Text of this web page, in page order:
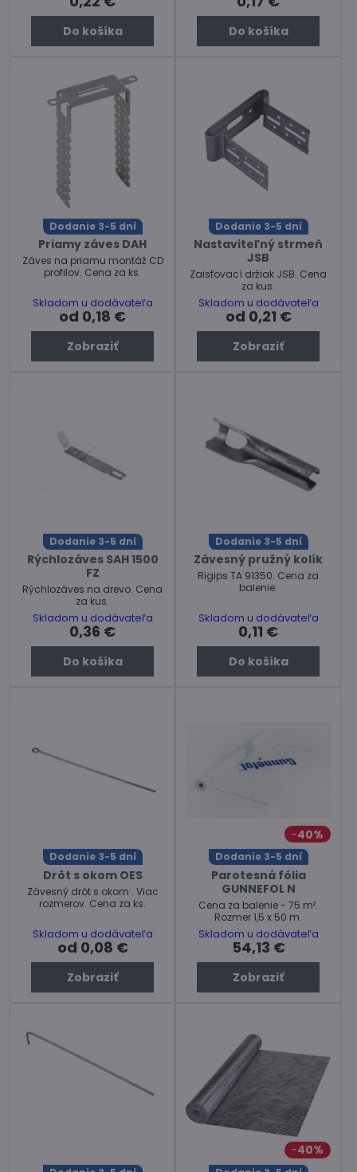
Do košíka Do košíka
Dodanie 3-5 dní
Priamy záves DAH
Záves na priamu montáž CD
profilov. Cena za ks.
Skladom u dodávateľa
od 0,18 €
Zobraziť
Dodanie 3-5 dní
Nastaviteľný strmeň
JSB
Zaisťovací držiak JSB. Cena
za kus.
Skladom u dodávateľa
od 0,21 €
Zobraziť
Dodanie 3-5 dní
Rýchlozáves SAH 1500
FZ
Rýchlozáves na drevo. Cena
za kus.
Skladom u dodávateľa
0,36 €
Do košíka
Dodanie 3-5 dní
Závesný pružný kolík
Rigips TA 91350. Cena za
balenie.
Skladom u dodávateľa
0,11 €
Do košíka
Dodanie 3-5 dní
Drôt s okom OES
Závesný drôt s okom . Viac
rozmerov. Cena za ks.
Skladom u dodávateľa
od 0,08 €
Zobraziť
40%
Dodanie 3-5 dní
Parotesná fólia
GUNNEFOL N
Cena za balenie - 75 m².
Rozmer 1,5 x 50 m.
Skladom u dodávateľa
54,13 €
Zobraziť
40%